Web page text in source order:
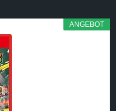
ANGEBOT